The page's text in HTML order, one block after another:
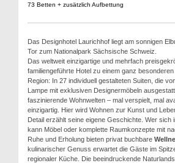
73 Betten + zusätzlich Aufbettung
Das Designhotel Laurichhof liegt am sonnigen
Tor zum Nationalpark Sächsische Schweiz.
Das weltweit einzigartige und mehrfach
familiengeführte Hotel zu einem ganz
Region: In 27 individuell gestalteten Suiten, die
Lampe mit exklusiven Designermöbeln
faszinierende Wohnwelten – mal verspielt, mal
einzigartig. Hier wird Wohnen zur Kunst und
Detail erzählt seine eigene Geschichte. Wer sich
kann Möbel oder komplette Raumkonzepte mit
Ruhe und Erholung bieten privat buchbare
kulinarischer Genuss erwartet die Gäste im
regionaler Küche. Die beeindruckende